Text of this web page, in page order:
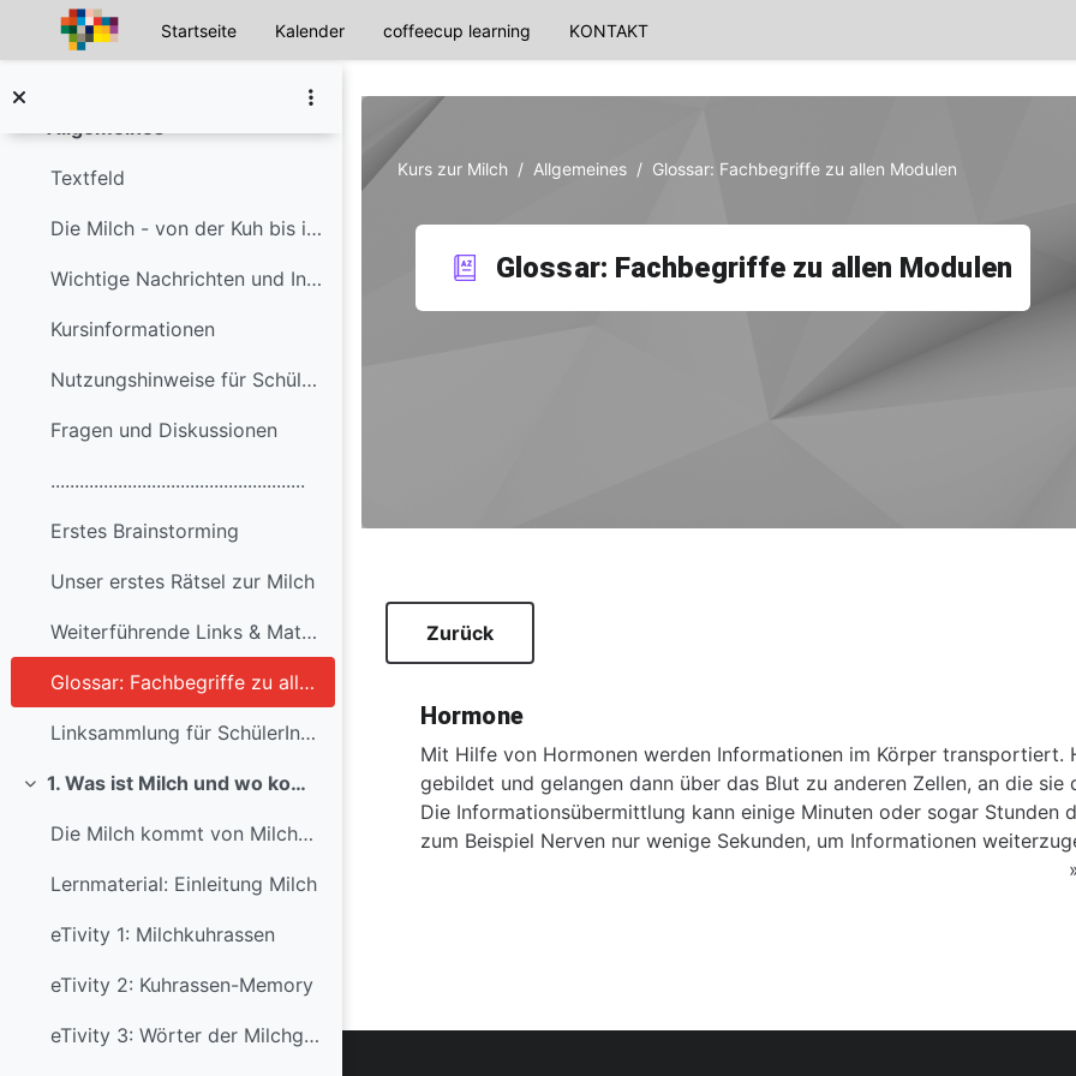
Startseite Kalender coffeecup learning KONTAKT
Einklappen
Allgemeines
Textfeld
Die Milch - von der Kuh bis in den Kühlschrank De...
Wichtige Nachrichten und Infos
Kursinformationen
Nutzungshinweise für Schülerinnen & Schüler
Fragen und Diskussionen
.....................................................
Erstes Brainstorming
Unser erstes Rätsel zur Milch
Weiterführende Links & Materialien für Schüler...
Glossar: Fachbegriffe zu allen Modulen
Linksammlung für SchülerInnen
Einklappen
1. Was ist Milch und wo kommt sie eigentlich her?
Die Milch kommt von Milchkühen. Das hast du wa...
Lernmaterial: Einleitung Milch
eTivity 1: Milchkuhrassen
eTivity 2: Kuhrassen-Memory
eTivity 3: Wörter der Milchgewinnung und -verarbeitung
Kurs zur Milch Allgemeines Glossar: Fachbegriffe zu allen Modulen
Glossar: Fachbegriffe zu allen Modulen
Zurück
Hormone
Mit Hilfe von Hormonen werden Informationen im Körper transportiert.
gebildet und gelangen dann über das Blut zu anderen Zellen, an die
Die Informationsübermittlung kann einige Minuten oder sogar Stunden
zum Beispiel Nerven nur wenige Sekunden, um Informationen